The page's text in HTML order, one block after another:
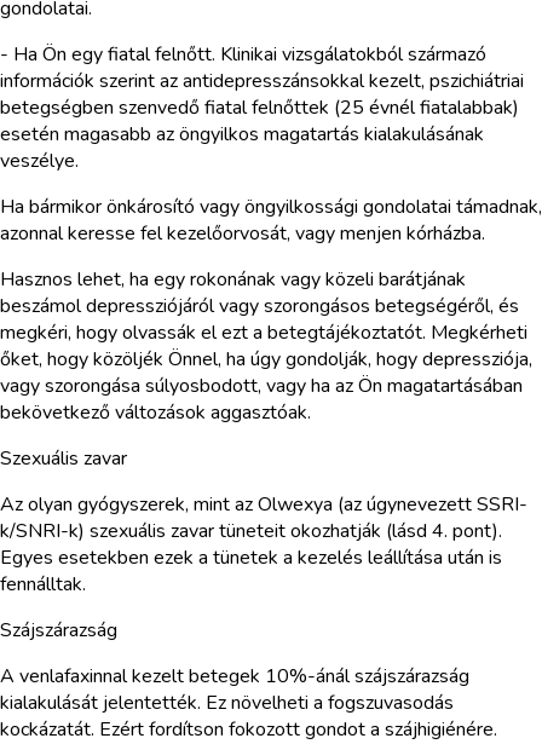
gondolatai.
- Ha Ön egy fiatal felnőtt. Klinikai vizsgálatokból származó
információk szerint az antidepresszánsokkal kezelt, pszichiátriai
betegségben szenvedő fiatal felnőttek (25 évnél fiatalabbak)
esetén magasabb az öngyilkos magatartás kialakulásának
veszélye.
Ha bármikor önkárosító vagy öngyilkossági gondolatai támadnak,
azonnal keresse fel kezelőorvosát, vagy menjen kórházba.
Hasznos lehet, ha egy rokonának vagy közeli barátjának
beszámol depressziójáról vagy szorongásos betegségéről, és
megkéri, hogy olvassák el ezt a betegtájékoztatót. Megkérheti
őket, hogy közöljék Önnel, ha úgy gondolják, hogy depressziója,
vagy szorongása súlyosbodott, vagy ha az Ön magatartásában
bekövetkező változások aggasztóak.
Szexuális zavar
Az olyan gyógyszerek, mint az Olwexya (az úgynevezett SSRI-
k/SNRI-k) szexuális zavar tüneteit okozhatják (lásd 4. pont).
Egyes esetekben ezek a tünetek a kezelés leállítása után is
fennálltak.
Szájszárazság
A venlafaxinnal kezelt betegek 10%-ánál szájszárazság
kialakulását jelentették. Ez növelheti a fogszuvasodás
kockázatát. Ezért fordítson fokozott gondot a szájhigiénére.